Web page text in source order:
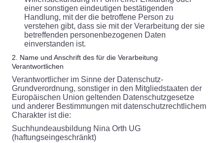
einer sonstigen eindeutigen bestätigenden
Handlung, mit der die betroffene Person zu
verstehen gibt, dass sie mit der Verarbeitung der sie
betreffenden personenbezogenen Daten
einverstanden ist.
2. Name und Anschrift des für die Verarbeitung
Verantwortlichen
Verantwortlicher im Sinne der Datenschutz-
Grundverordnung, sonstiger in den Mitgliedstaaten der
Europäischen Union geltenden Datenschutzgesetze
und anderer Bestimmungen mit datenschutzrechtlichem
Charakter ist die:
Suchhundeausbildung Nina Orth UG
(haftungseingeschränkt)